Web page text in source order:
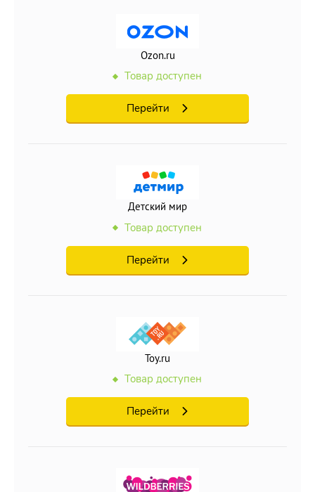
Умная магия в ваших руках.
Для кого подходит?
Игра подойдет мальчикам и девочкамот 10 лет.
Материал.
Подарите ребёнку настоящее волшебство с
120 фокусов (Step to Magic).
Ozon.ru
Товар доступен
Перейти
Детский мир
Товар доступен
Перейти
Toy.ru
Товар доступен
Перейти